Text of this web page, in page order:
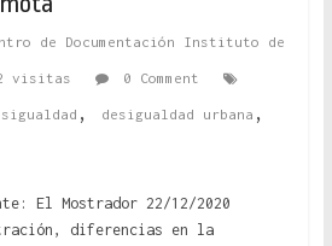
de Documentación Instituto de
visitas 0 Comment
, desigualdad urbana ,
El Mostrador 22/12/2020
diferencias en la